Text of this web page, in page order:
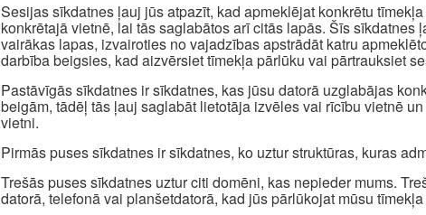
Sesijas sīkdatnes ļauj jūs atpazīt, kad apmeklējat konkrētu
konkrētajā vietnē, lai tās saglabātos arī citās lapās. Šīs
vairākas lapas, izvairoties no vajadzības apstrādāt katru
darbība beigsies, kad aizvērsiet tīmekļa pārlūku vai pārtrauksiet
Pastāvīgās sīkdatnes ir sīkdatnes, kas jūsu datorā uzglabājas
beigām, tādēļ tās ļauj saglabāt lietotāja izvēles vai rīcību vietnē
vietni.
Pirmās puses sīkdatnes ir sīkdatnes, ko uztur struktūras, kuras
Trešās puses sīkdatnes uztur citi domēni, kas nepieder mums.
datorā, telefonā vai planšetdatorā, kad jūs pārlūkojat mūsu